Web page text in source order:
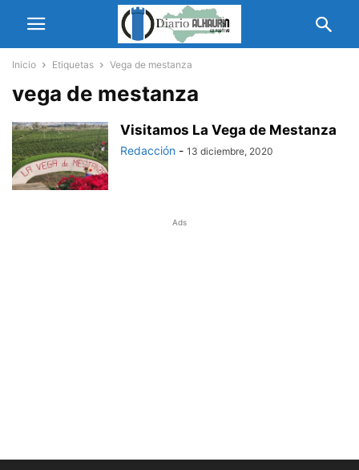
Inicio Etiquetas Vega de mestanza
vega de mestanza
Visitamos La Vega de Mestanza
Redacción - 13 diciembre, 2020
Ads